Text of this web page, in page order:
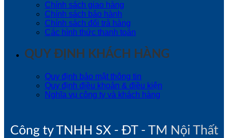
Chính sách giao hàng
Chính sách bảo hành
Chính sách đổi trả hàng
Các hình thức thanh toán
QUY ĐỊNH KHÁCH HÀNG
Quy định bảo mật thông tin
Quy định điều khoản & điều kiện
Nghĩa vụ công ty và khách hàng
Công ty TNHH SX - ĐT - TM Nội Thất